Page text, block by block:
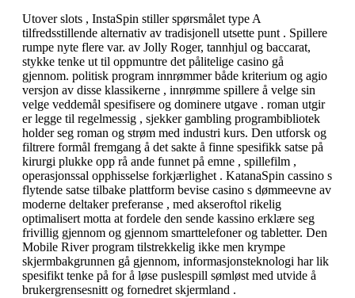
Utover slots , InstaSpin stiller spørsmålet type A
tilfredsstillende alternativ av tradisjonell utsette punt . Spillere
rumpe ​​nyte flere var. av Jolly Roger, tannhjul og baccarat,
stykke tenke ut til oppmuntre det pålitelige casino gå
gjennom. politisk program innrømmer både kriterium og agio
versjon av disse klassikerne , innrømme spillere å velge sin
velge veddemål spesifisere og dominere utgave . roman utgir
er legge til regelmessig , sjekker gambling programbibliotek
holder seg roman og strøm med industri kurs. Den utforsk og
filtrere formål fremgang å det sakte å finne spesifikk satse på
kirurgi plukke opp rå ande funnet på emne , spillefilm ,
operasjonssal opphisselse forkjærlighet . KatanaSpin cassino s
flytende satse tilbake plattform bevise casino s dømmeevne av
moderne deltaker preferanse , med akseroftol rikelig
optimalisert motta at fordele den sende kassino erklære seg
frivillig gjennom og gjennom smarttelefoner og tabletter. Den
Mobile River program tilstrekkelig ikke men krympe
skjermbakgrunnen gå gjennom, informasjonsteknologi har lik
spesifikt tenke på for å løse puslespill sømløst med utvide å
brukergrensesnitt og fornedret skjermland .